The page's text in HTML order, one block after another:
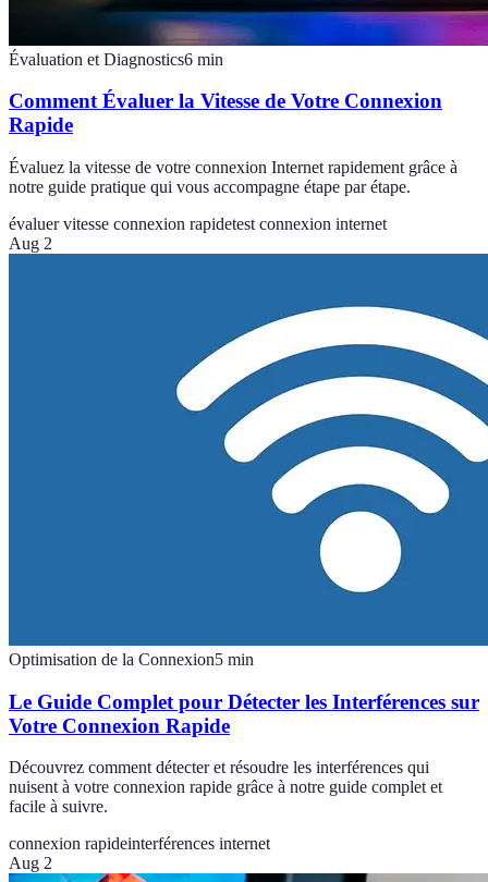
Évaluation et Diagnostics6 min
Comment Évaluer la Vitesse de Votre Connexion
Rapide
Évaluez la vitesse de votre connexion Internet rapidement grâce à
notre guide pratique qui vous accompagne étape par étape.
évaluer vitesse connexion rapidetest connexion internet
Aug 2
Optimisation de la Connexion5 min
Le Guide Complet pour Détecter les Interférences sur
Votre Connexion Rapide
Découvrez comment détecter et résoudre les interférences qui
nuisent à votre connexion rapide grâce à notre guide complet et
facile à suivre.
connexion rapideinterférences internet
Aug 2